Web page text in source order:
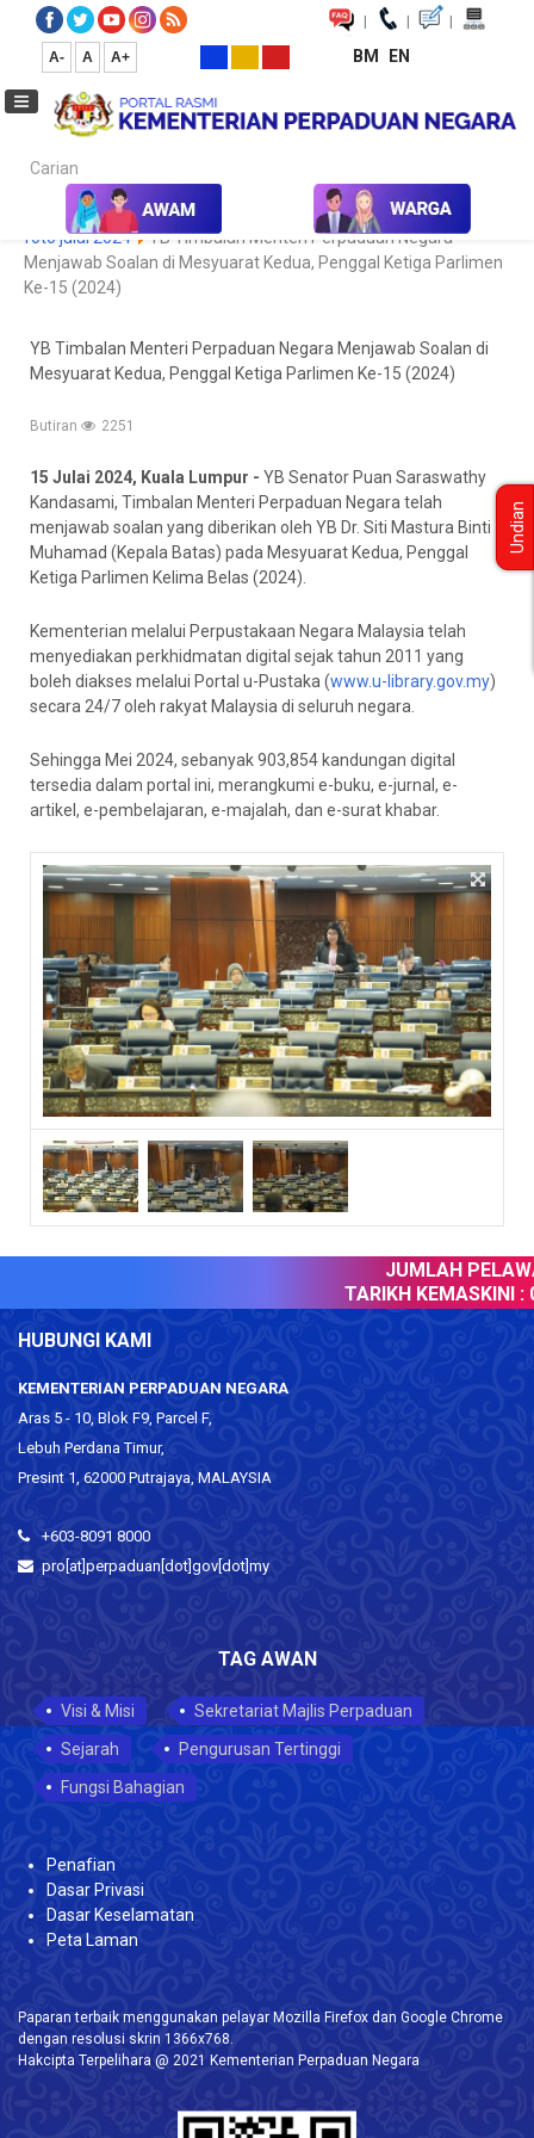
| | |
A- A A+ BM EN
Carian...
Laman Utama Media Koleksi Media Foto
Galeri Foto
foto julai 2024
YB Timbalan Menteri Perpaduan Negara
Menjawab Soalan di Mesyuarat Kedua, Penggal Ketiga Parlimen
Ke-15 (2024)
YB Timbalan Menteri Perpaduan Negara Menjawab Soalan di
Mesyuarat Kedua, Penggal Ketiga Parlimen Ke-15 (2024)
Butiran 2251
15 Julai 2024, Kuala Lumpur - YB Senator Puan Saraswathy
Kandasami, Timbalan Menteri Perpaduan Negara telah
menjawab soalan yang diberikan oleh YB Dr. Siti Mastura Binti
Muhamad (Kepala Batas) pada Mesyuarat Kedua, Penggal
Ketiga Parlimen Kelima Belas (2024).
Kementerian melalui Perpustakaan Negara Malaysia telah
menyediakan perkhidmatan digital sejak tahun 2011 yang
boleh diakses melalui Portal u-Pustaka (www.u-library.gov.my)
secara 24/7 oleh rakyat Malaysia di seluruh negara.
Sehingga Mei 2024, sebanyak 903,854 kandungan digital
tersedia dalam portal ini, merangkumi e-buku, e-jurnal, e-
artikel, e-pembelajaran, e-majalah, dan e-surat khabar.
JUMLAH
TARIKH KEMASKINI :
HUBUNGI KAMI
KEMENTERIAN PERPADUAN NEGARA
Aras 5 - 10, Blok F9, Parcel F,
Lebuh Perdana Timur,
Presint 1, 62000 Putrajaya, MALAYSIA
+603-8091 8000
pro[at]perpaduan[dot]gov[dot]my
TAG AWAN
Visi & Misi
Sekretariat Majlis Perpaduan
Sejarah
Pengurusan Tertinggi
Fungsi Bahagian
Penafian
Dasar Privasi
Dasar Keselamatan
Peta Laman
Paparan terbaik menggunakan pelayar Mozilla Firefox dan Google Chrome
dengan resolusi skrin 1366x768.
Hakcipta Terpelihara @ 2021 Kementerian Perpaduan Negara
Undian